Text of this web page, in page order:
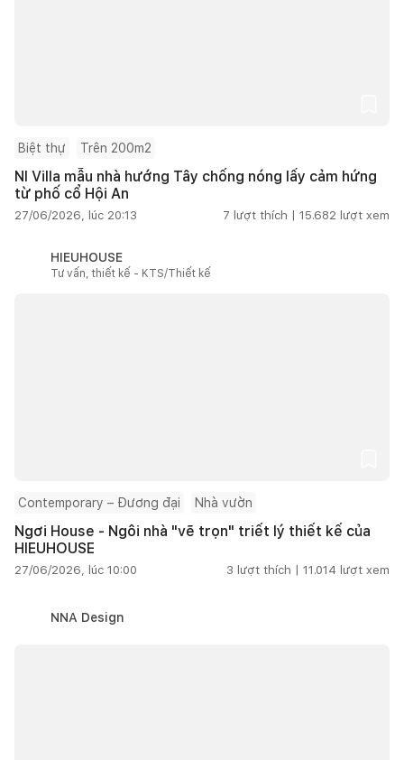
Biệt thự Trên 200m2
NI Villa mẫu nhà hướng Tây chống nóng lấy cảm hứng
từ phố cổ Hội An
27/06/2026, lúc 20:13 7 lượt thích | 15.682 lượt xem
HIEUHOUSE
Tư vấn, thiết kế - KTS/Thiết kế
Contemporary – Đương đại Nhà vườn
Ngơi House - Ngôi nhà "vẽ trọn" triết lý thiết kế của
HIEUHOUSE
27/06/2026, lúc 10:00 3 lượt thích | 11.014 lượt xem
NNA Design